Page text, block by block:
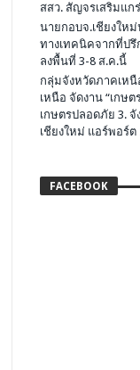
สสว. สัญจรเสริมแก
นายกอบจ.เชียงให
ทางเทคนิคจากที่ป
ลงพื้นที่ 3-8 ส.ค.นี้
กลุ่มจังหวัดภาคเหนื
เหนือ จัดงาน “เกษ
เกษตรปลอดภัย 3.
เชียงใหม่ แอร์พอร์ต
FACEBOOK